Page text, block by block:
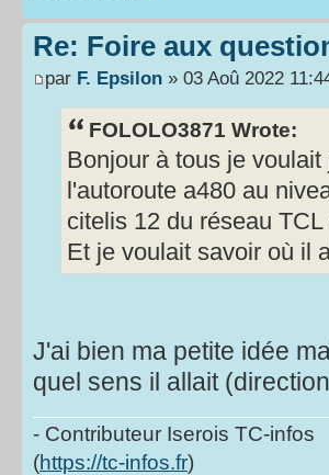
Re: Foire aux
par F. Epsilon » 03 Aoû 2022
FOLOLO3871 Wrote:
Bonjour à tous je
l'autoroute a480 au
citelis 12 du réseau TCL
Et je voulait savoir où il
J'ai bien ma petite idée
quel sens il allait
- Contributeur Iserois TC-infos
(https://tc-infos.fr)